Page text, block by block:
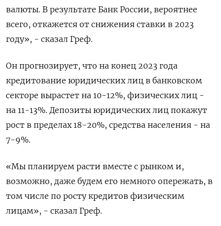
валюты. В результате Банк России, вероятнее
всего, откажется от снижения ставки в 2023
году», - сказал Греф.
Он прогнозирует, что на конец 2023 года
кредитование юридических лиц в банковском
секторе вырастет на 10-12%, физических лиц -
на 11-13%. Депозиты юридических лиц покажут
рост в пределах 18-20%, средства населения - на
7-9%.
«Мы планируем расти вместе с рынком и,
возможно, даже будем его немного опережать, в
том числе по росту кредитов физическим
лицам», - сказал Греф.